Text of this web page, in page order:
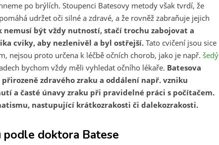
po brýlích. Stoupenci Batesovy metody však tvrdí, že
udržet oči silné a zdravé, a že rovněž zabraňuje jejich
nemusí být vždy nutností, stačí trochu zabojovat a
cviky, aby nezlenivěl a byl ostřejší. Tato cvičení jsou sice
nejsou proto určena k léčbě očních chorob, jako je např. šedý
bychom vždy měli vyhledat očního lékaře. Batesova
zdravého zraku a oddálení např. vzniku
a časté únavy zraku při pravidelné práci s počítačem.
nastupující krátkozrakosti či dalekozrakosti.
podle doktora Batese